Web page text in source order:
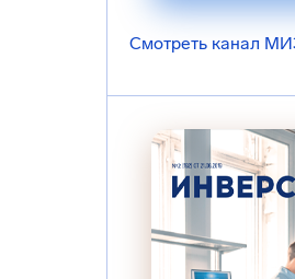
Смотреть канал